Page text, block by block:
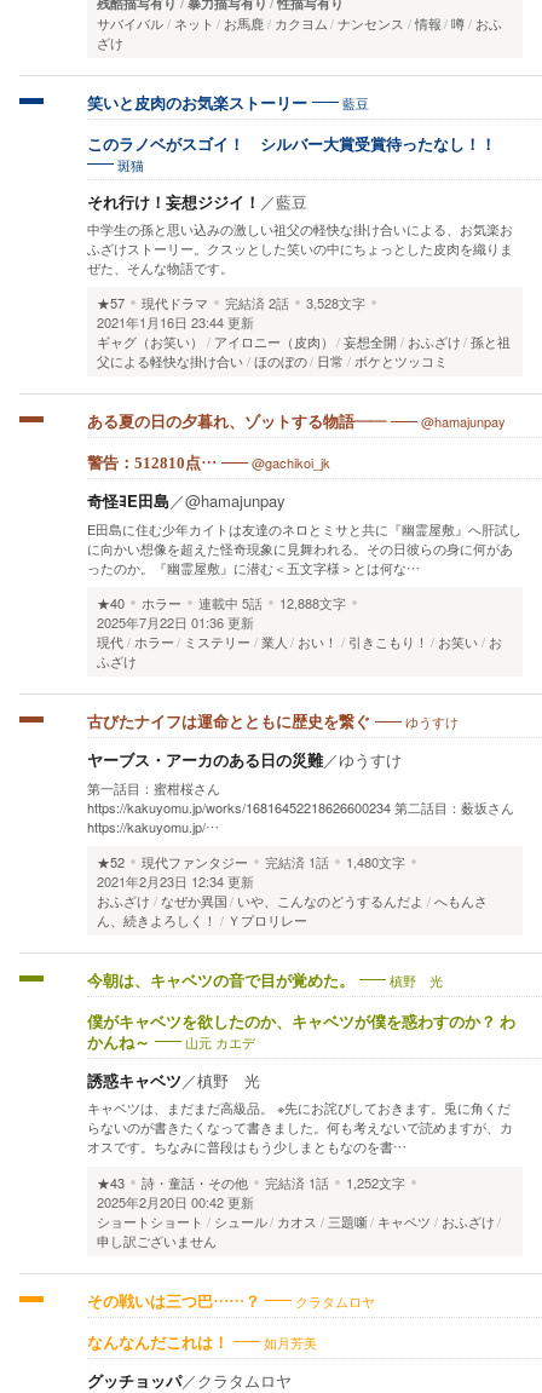
サバイバル ネット お馬鹿 カクヨム ナンセンス 情報 噂
おふ
ざけ
笑いと皮肉のお気楽ストーリー 藍豆
このラノベがスゴイ！ シルバー大賞受賞待ったなし！！
斑猫
それ行け！妄想ジジイ！ ／藍豆
中学生の孫と思い込みの激しい祖父の軽快な掛け合いによる、お気楽お
ふざけストーリー。クスッとした笑いの中にちょっとした皮肉を織りま
ぜた、そんな物語です。
★57
現代ドラマ 完結済2話
3,528文字
2021年1月16日 23:44 更新
ギャグ（お笑い）
アイロニー（皮肉） 妄想全開 おふざけ 孫と祖
父による軽快な掛け合い ほのぼの 日常 ボケとツッコミ
ある夏の日の夕暮れ、ゾットする物語—— @hamajunpay
警告：512810点… @gachikoi_jk
奇怪ﾖE田島／@hamajunpay
E田島に住む少年カイトは友達のネロとミサと共に『幽霊屋敷』へ肝試し
に向かい想像を超えた怪奇現象に見舞われる。その日彼らの身に何があ
ったのか。『幽霊屋敷』に潜む＜五文字様＞とは何な…
★40
ホラー 連載中 5話
12,888文字
2025年7月22日 01:36 更新
現代
ホラー ミステリー 業人 おい！ 引きこもり！ お笑い
お
ふざけ
古びたナイフは運命とともに歴史を繋ぐ ゆうすけ
ヤーブス・アーカのある日の災難／ゆうすけ
第一話目：蜜柑桜さん
https://kakuyomu.jp/works/16816452218626600234 第二話目：薮坂さん
https://kakuyomu.jp/…
★52
現代ファンタジー 完結済 1話
1,480文字
2021年2月23日 12:34 更新
おふざけ
なぜか異国 いや、こんなのどうするんだよ
へもんさ
ん、続きよろしく！
Ｙプロリレー
今朝は、キャベツの音で目が覚めた。 槙野 光
僕がキャベツを欲したのか、キャベツが僕を惑わすのか？ わ
かんね～
山元 カエデ
誘惑キャベツ／槙野 光
キャベツは、まだまだ高級品。 ※先にお詫びしておきます。兎に角くだ
らないのが書きたくなって書きました。何も考えないで読めますが、カ
オスです。ちなみに普段はもう少しまともなのを書…
★43
詩・童話・その他 完結済 1話
1,252文字
2025年2月20日 00:42 更新
ショートショート
シュール カオス 三題噺 キャベツ
おふざけ
申し訳ございません
その戦いは三つ巴……？ クラタムロヤ
なんなんだこれは！ 如月芳美
グッチョッパ／クラタムロヤ